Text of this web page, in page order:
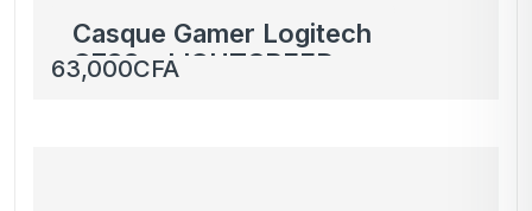
Casque Gamer Logitech
G733 – LIGHTSPEED
Wireless – Noir
63,000CFA